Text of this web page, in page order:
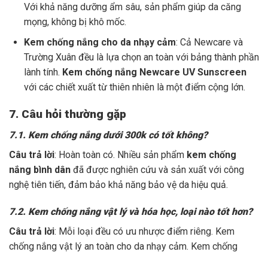
Với khả năng dưỡng ẩm sâu, sản phẩm giúp da căng
mọng, không bị khô mốc.
Kem chống nắng cho da nhạy cảm: Cả Newcare và
Trường Xuân đều là lựa chọn an toàn với bảng thành phần
lành tính. Kem chống nắng Newcare UV Sunscreen
với các chiết xuất từ thiên nhiên là một điểm cộng lớn.
7. Câu hỏi thường gặp
7.1. Kem chống nắng dưới 300k có tốt không?
Câu trả lời: Hoàn toàn có. Nhiều sản phẩm kem chống
nắng bình dân đã được nghiên cứu và sản xuất với công
nghệ tiên tiến, đảm bảo khả năng bảo vệ da hiệu quả.
7.2. Kem chống nắng vật lý và hóa học, loại nào tốt hơn?
Câu trả lời: Mỗi loại đều có ưu nhược điểm riêng. Kem
chống nắng vật lý an toàn cho da nhạy cảm. Kem chống